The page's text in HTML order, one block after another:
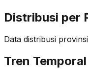
Distribusi per
Data distribusi
Tren